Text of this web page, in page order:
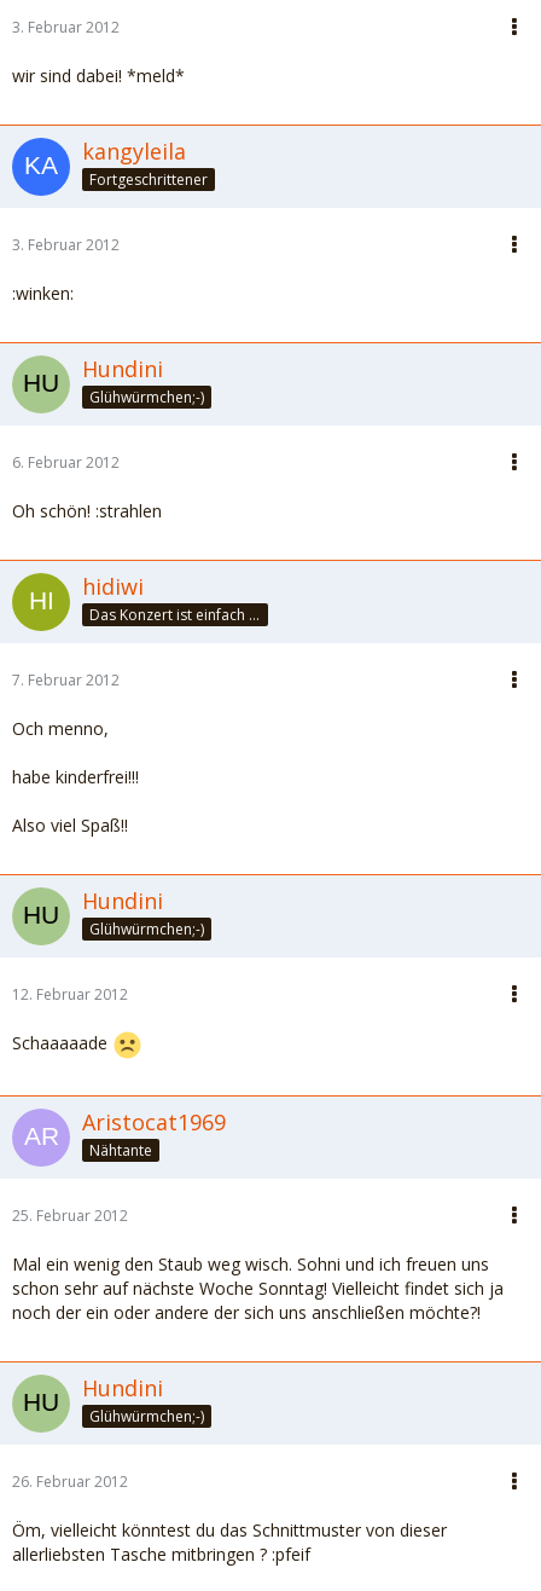
3. Februar 2012
wir sind dabei! *meld*
kangyleila
Fortgeschrittener
3. Februar 2012
:winken:
Hundini
Glühwürmchen;-)
6. Februar 2012
Oh schön! :strahlen
hidiwi
Das Konzert ist einfach nur schön... Schwebe auf Wolken .....
7. Februar 2012
Och menno,
habe kinderfrei!!!
Also viel Spaß!!
Hundini
Glühwürmchen;-)
12. Februar 2012
Schaaaaade
Aristocat1969
Nähtante
25. Februar 2012
Mal ein wenig den Staub weg wisch. Sohni und ich freuen uns
schon sehr auf nächste Woche Sonntag! Vielleicht findet sich ja
noch der ein oder andere der sich uns anschließen möchte?!
Hundini
Glühwürmchen;-)
26. Februar 2012
Öm, vielleicht könntest du das Schnittmuster von dieser
allerliebsten Tasche mitbringen ? :pfeif